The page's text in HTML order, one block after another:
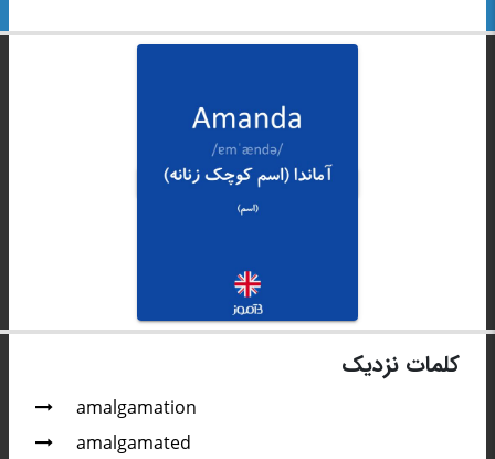
کلمات نزدیک
amalgamation
amalgamated